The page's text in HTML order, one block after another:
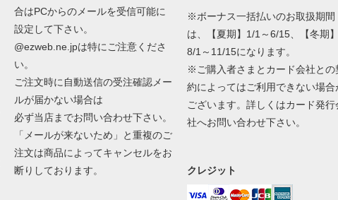
合はPCからのメールを受信可能に
設定して下さい。
@ezweb.ne.jpは特にご注意くださ
い。
ご注文時に自動送信の受注確認メー
ルが届かない場合は
必ず当店までお問い合わせ下さい。
「メールが来ないため」と重複のご
注文は商品によってキャンセルをお
断りしております。
※ボーナス一括払いのお取扱期間
は、【夏期】1/1～6/15、【冬期】
8/1～11/15になります。
※ご購入者さまとカード会社との
約によってはご利用できない場合
ございます。詳しくはカード発行
社へお問い合わせ下さい。
クレジット